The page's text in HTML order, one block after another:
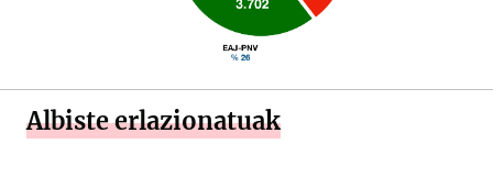
Albiste erlazionatuak